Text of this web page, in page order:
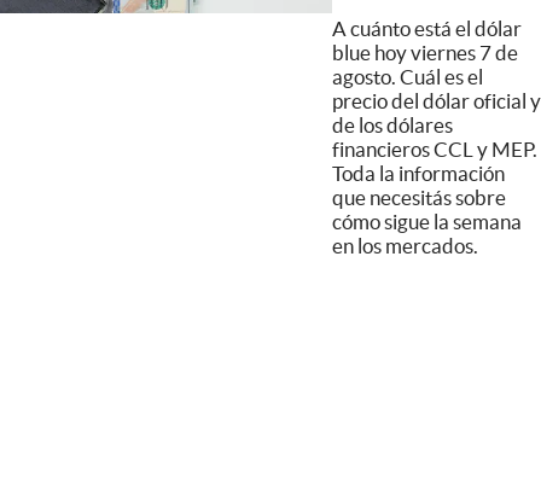
A cuánto está el dólar
blue hoy viernes 7 de
agosto. Cuál es el
precio del dólar oficial y
de los dólares
financieros CCL y MEP.
Toda la información
que necesitás sobre
cómo sigue la semana
en los mercados.